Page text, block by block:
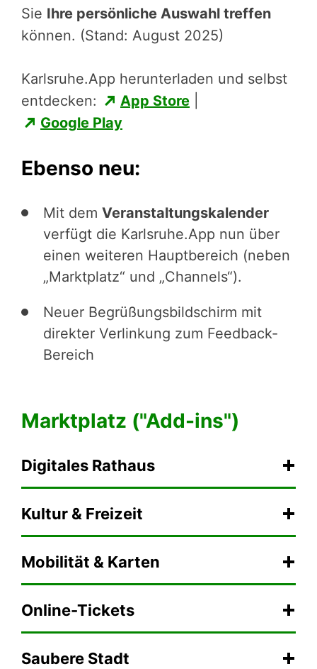
Sie Ihre persönliche Auswahl treffen
können. (Stand: August 2025)
Karlsruhe.App herun­ter­la­den und selbst
ent­de­cken:
App Store
Google Play
Ebenso neu:
Mit dem Veranstaltungskalender
verfügt die Karlsruhe.App nun über
einen weiteren Hauptbereich (neben
„Marktplatz“ und „Channels“).
Neuer Begrüßungsbildschirm mit
direkter Verlinkung zum Feedback-
Bereich
Marktplatz ("Add-ins")
Digitales Rathaus
Kultur & Freizeit
Mobilität & Karten
Online-Tickets
Saubere Stadt